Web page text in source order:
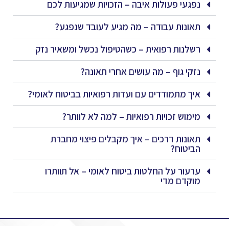
נפגעי פעולות איבה – הזכויות שמגיעות לכם
תאונות עבודה – מה מגיע לעובד שנפגע?
רשלנות רפואית – כשהטיפול נכשל ומשאיר נזק
נזקי גוף – מה עושים אחרי תאונה?
איך מתמודדים עם ועדות רפואיות בביטוח לאומי?
מימוש זכויות רפואיות – למה לא לוותר?
תאונות דרכים – איך מקבלים פיצוי מחברת
הביטוח?
ערעור על החלטות ביטוח לאומי – אל תוותרו
מוקדם מדי